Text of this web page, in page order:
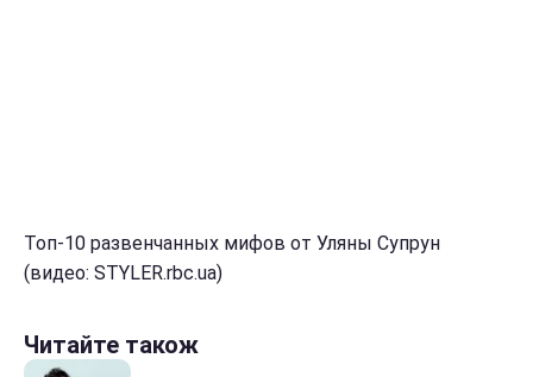
Топ-10 развенчанных мифов от Уляны Супрун
(видео: STYLER.rbc.ua)
Читайте також